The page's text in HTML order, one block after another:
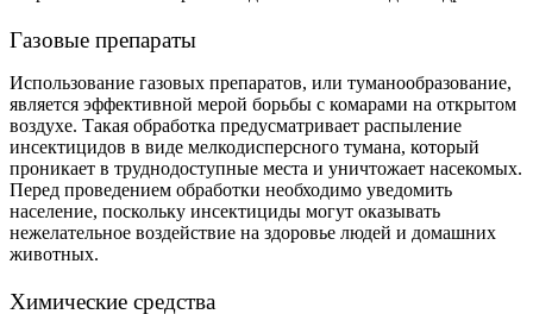
Газовые препараты
Использование газовых препаратов, или туманообразование,
является эффективной мерой борьбы с комарами на открытом
воздухе. Такая обработка предусматривает распыление
инсектицидов в виде мелкодисперсного тумана, который
проникает в труднодоступные места и уничтожает насекомых.
Перед проведением обработки необходимо уведомить
население, поскольку инсектициды могут оказывать
нежелательное воздействие на здоровье людей и домашних
животных.
Химические средства